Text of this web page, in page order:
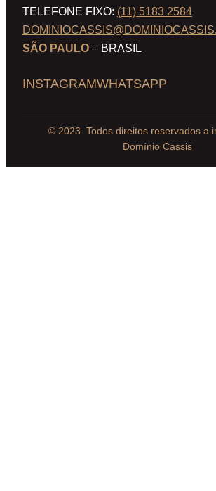
TELEFONE FIXO: (11) 5183 2584
SÃO PAULO – BRASIL
INSTAGRAMWHATSAPP
© 2023. Todos direitos reservados a
Domínio Cassis